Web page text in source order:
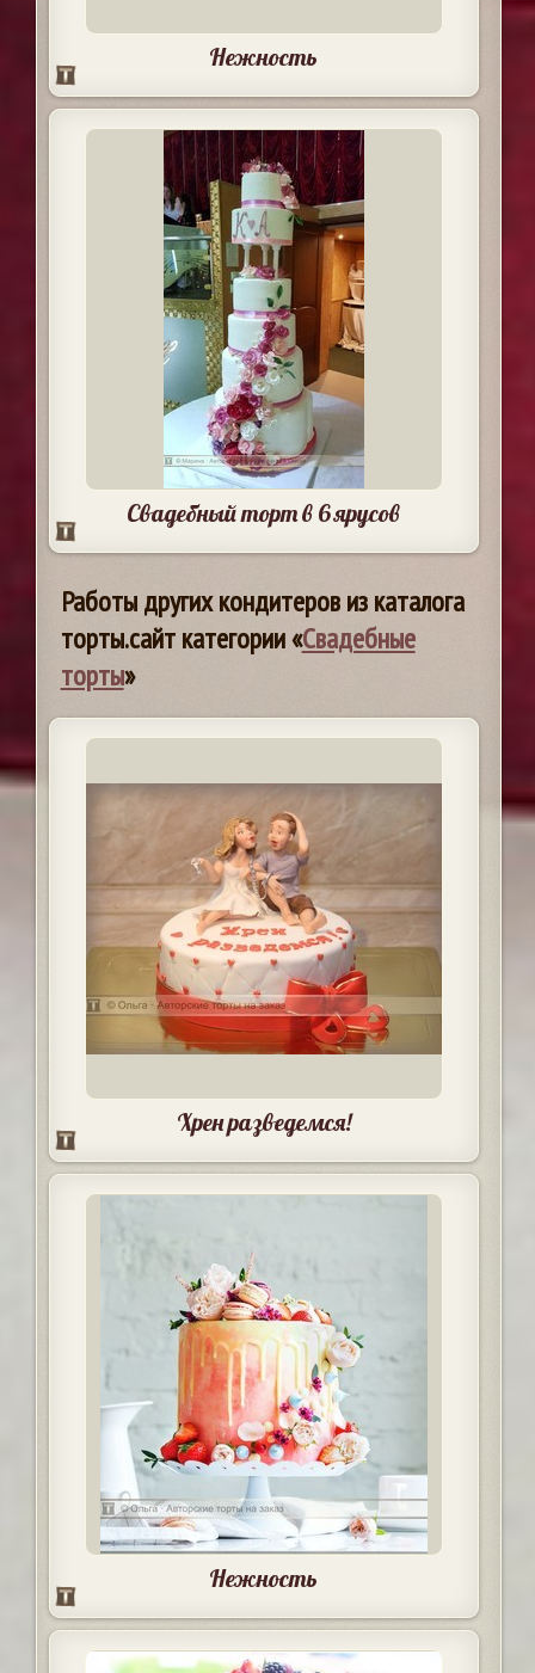
Нежность
Свадебный торт в 6 ярусов
Работы других кондитеров из каталога
торты.сайт категории «Свадебные
торты»
Хрен разведемся!
Нежность